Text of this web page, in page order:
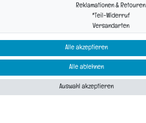
Reklamationen & Retouren
*Teil-Widerruf
Versandarten
Alle akzeptieren
Alle ablehnen
Auswahl akzeptieren